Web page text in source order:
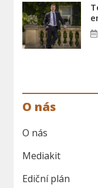
O nás
O nás
Mediakit
Ediční plán